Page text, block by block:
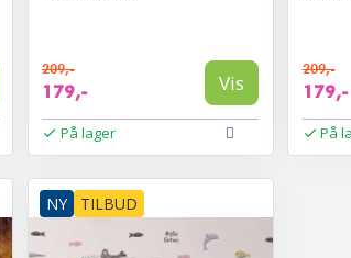
209,-
179,- Vis
På lager
209,-
179,-
På
NY TILBUD